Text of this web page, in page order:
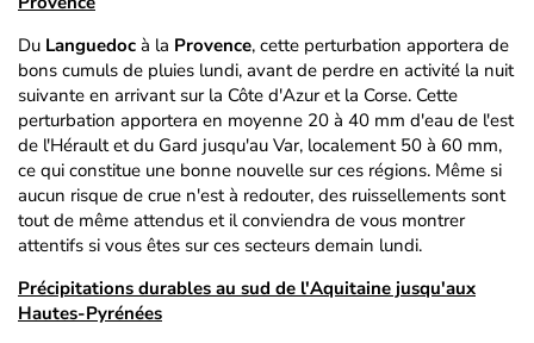
Du Languedoc à la Provence, cette perturbation apportera de
bons cumuls de pluies lundi, avant de perdre en activité la nuit
suivante en arrivant sur la Côte d'Azur et la Corse. Cette
perturbation apportera en moyenne 20 à 40 mm d'eau de l'est
de l'Hérault et du Gard jusqu'au Var, localement 50 à 60 mm,
ce qui constitue une bonne nouvelle sur ces régions. Même si
aucun risque de crue n'est à redouter, des ruissellements sont
tout de même attendus et il conviendra de vous montrer
attentifs si vous êtes sur ces secteurs demain lundi.
Précipitations durables au sud de l'Aquitaine jusqu'aux
Hautes-Pyrénées